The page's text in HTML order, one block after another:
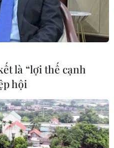
thú vị về Thế
là “lợi thế cạnh
hội